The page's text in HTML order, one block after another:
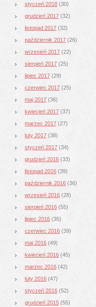
styczeń 2018 (30)
grudzień 2017 (32)
listopad 2017 (32)
październik 2017 (26)
wrzesień 2017 (22)
sierpień 2017 (25)
lipiec 2017 (29)
czerwiec 2017 (25)
maj 2017 (36)
kwiecień 2017 (37)
marzec 2017 (27)
luty 2017 (38)
styczeń 2017 (34)
grudzień 2016 (33)
listopad 2016 (39)
październik 2016 (36)
wrzesień 2016 (28)
sierpień 2016 (55)
lipiec 2016 (35)
czerwiec 2016 (39)
maj 2016 (49)
kwiecień 2016 (45)
marzec 2016 (42)
luty 2016 (47)
styczeń 2016 (52)
grudzień 2015 (55)